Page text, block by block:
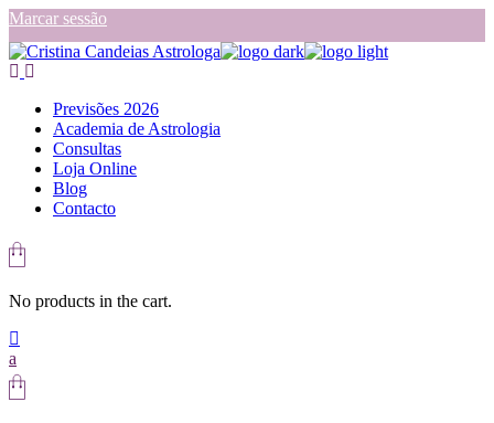
Skip
the
content
Marcar sessão
Previsões 2026
Academia de Astrologia
Consultas
Loja Online
Blog
Contacto
No products in the cart.